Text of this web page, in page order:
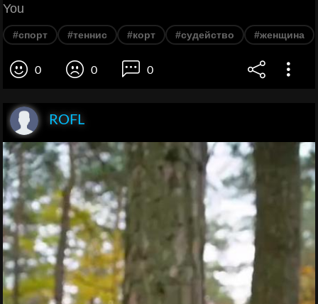
You
#спорт #теннис #корт #судейство #женщина
0 0 0
ROFL